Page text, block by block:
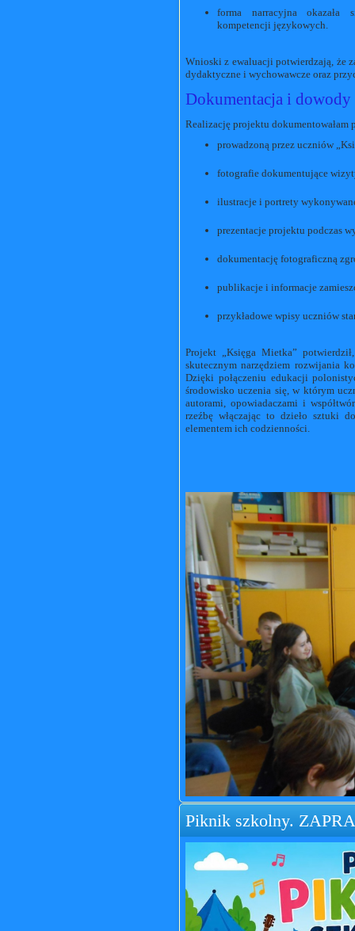
forma narracyjna okazała
kompetencji językowych.
Wnioski z ewaluacji potwierdzają, że
dydaktyczne i wychowawcze oraz
Dokumentacja i
Realizację projektu dokumentowałam
prowadzoną przez uczniów
fotografie dokumentujące
ilustracje i portrety
prezentacje projektu podczas
dokumentację fotograficzną
publikacje i informacje
przykładowe wpisy uczniów
Projekt „Księga Mietka”
skutecznym narzędziem rozwijania
Dzięki połączeniu edukacji
środowisko uczenia się, w którym
autorami, opowiadaczami i
rzeźbę włączając to dzieło sztuki
elementem ich codzienności.
Piknik szkolny.